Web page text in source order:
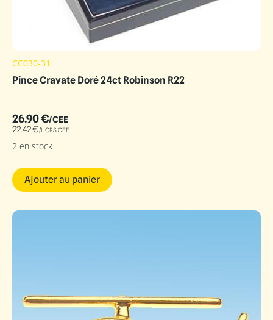
CC030-31
Pince Cravate Doré 24ct Robinson R22
26.90€/CEE
22.42€/HORS CEE
2 en stock
Ajouter au panier